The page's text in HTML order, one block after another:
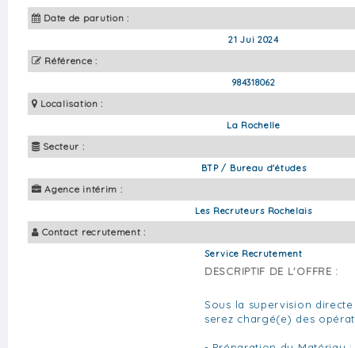
Date de parution :
21 Jui 2024
Référence :
984318062
Localisation :
La Rochelle
Secteur :
BTP / Bureau d'études
Agence intérim :
Les Recruteurs Rochelais
Contact recrutement :
Service Recrutement
DESCRIPTIF DE L'OFFRE :
Sous la supervision
serez chargé(e) des